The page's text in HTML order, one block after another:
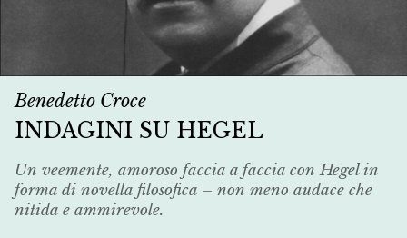
Benedetto Croce
INDAGINI SU HEGEL
Un veemente, amoroso faccia a faccia con Hegel in
forma di novella filosofica – non meno audace che
nitida e ammirevole.